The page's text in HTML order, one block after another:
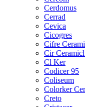
Cerdomus
Cerrad
Cevica
Cicogres
Cifre
Cir
Cl Ker
Codicer 95
Coliseum
Colorker
Creto